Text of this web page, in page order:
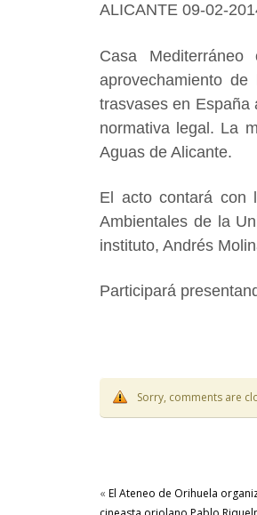
ALICANTE 09-02-
Casa
aprovechamiento
trasvases en
normativa legal. La
Aguas de Alicante.
El acto contará con
Ambientales de la
instituto, Andrés
Participará
Sorry, comments are
« El Ateneo de Orihuela